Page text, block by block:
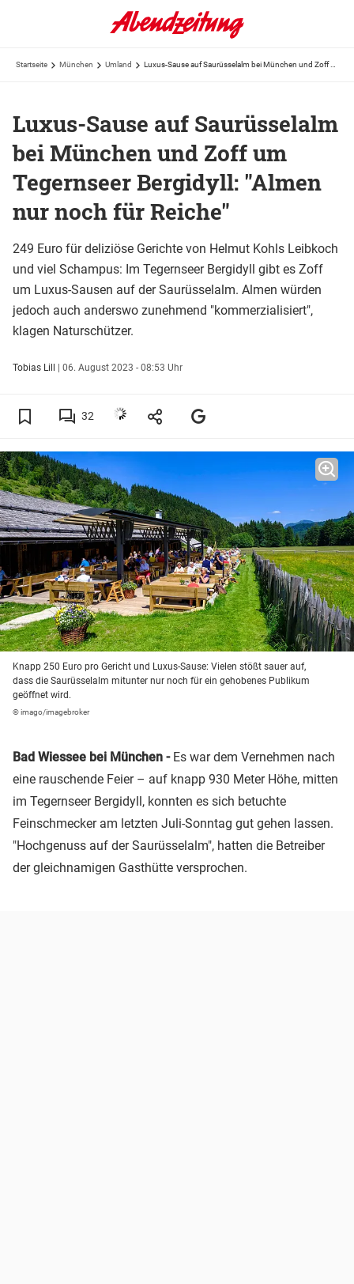
Startseite München Umland
Luxus-Sause auf Saurüsselalm
bei München und Zoff um
Tegernseer Bergidyll: "Almen
nur noch für Reiche"
249 Euro für deliziöse Gerichte von Helmut Kohls Leibkoch
und viel Schampus: Im Tegernseer Bergidyll gibt es Zoff
um Luxus-Sausen auf der Saurüsselalm. Almen würden
jedoch auch anderswo zunehmend "kommerzialisiert",
klagen Naturschützer.
Tobias Lill | 06. August 2023 - 08:53 Uhr
32
Knapp 250 Euro pro Gericht und Luxus-Sause: Vielen stößt sauer auf,
dass die Saurüsselalm mitunter nur noch für ein gehobenes Publikum
geöffnet wird.
© imago/imagebroker
Bad Wiessee bei München - Es war dem Vernehmen nach
eine rauschende Feier – auf knapp 930 Meter Höhe, mitten
im Tegernseer Bergidyll, konnten es sich betuchte
Feinschmecker am letzten Juli-Sonntag gut gehen lassen.
"Hochgenuss auf der Saurüsselalm", hatten die Betreiber
der gleichnamigen Gasthütte versprochen.